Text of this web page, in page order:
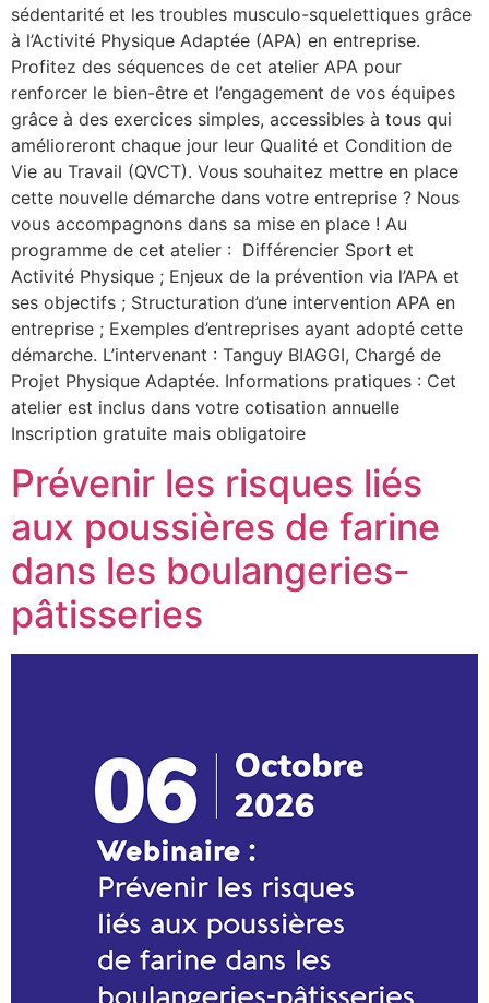
sédentarité et les troubles musculo-squelettiques grâce
à l’Activité Physique Adaptée (APA) en entreprise.
Profitez des séquences de cet atelier APA pour
renforcer le bien-être et l’engagement de vos équipes
grâce à des exercices simples, accessibles à tous qui
amélioreront chaque jour leur Qualité et Condition de
Vie au Travail (QVCT). Vous souhaitez mettre en place
cette nouvelle démarche dans votre entreprise ? Nous
vous accompagnons dans sa mise en place ! Au
programme de cet atelier : Différencier Sport et
Activité Physique ; Enjeux de la prévention via l’APA et
ses objectifs ; Structuration d’une intervention APA en
entreprise ; Exemples d’entreprises ayant adopté cette
démarche. L’intervenant : Tanguy BIAGGI, Chargé de
Projet Physique Adaptée. Informations pratiques : Cet
atelier est inclus dans votre cotisation annuelle
Inscription gratuite mais obligatoire
Prévenir les risques liés
aux poussières de farine
dans les boulangeries-
pâtisseries